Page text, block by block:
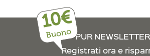
10€
Buono PUR NEWSLETTER
Registrati ora e